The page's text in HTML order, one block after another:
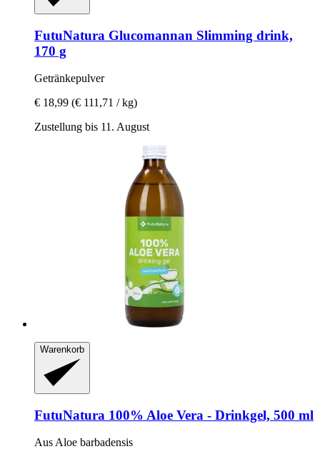
FutuNatura Glucomannan Slimming drink,
170 g
Getränkepulver
€ 18,99 (€ 111,71 / kg)
Zustellung bis 11. August
Warenkorb
FutuNatura 100% Aloe Vera -​ Drinkgel, 500 ml
Aus Aloe barbadensis